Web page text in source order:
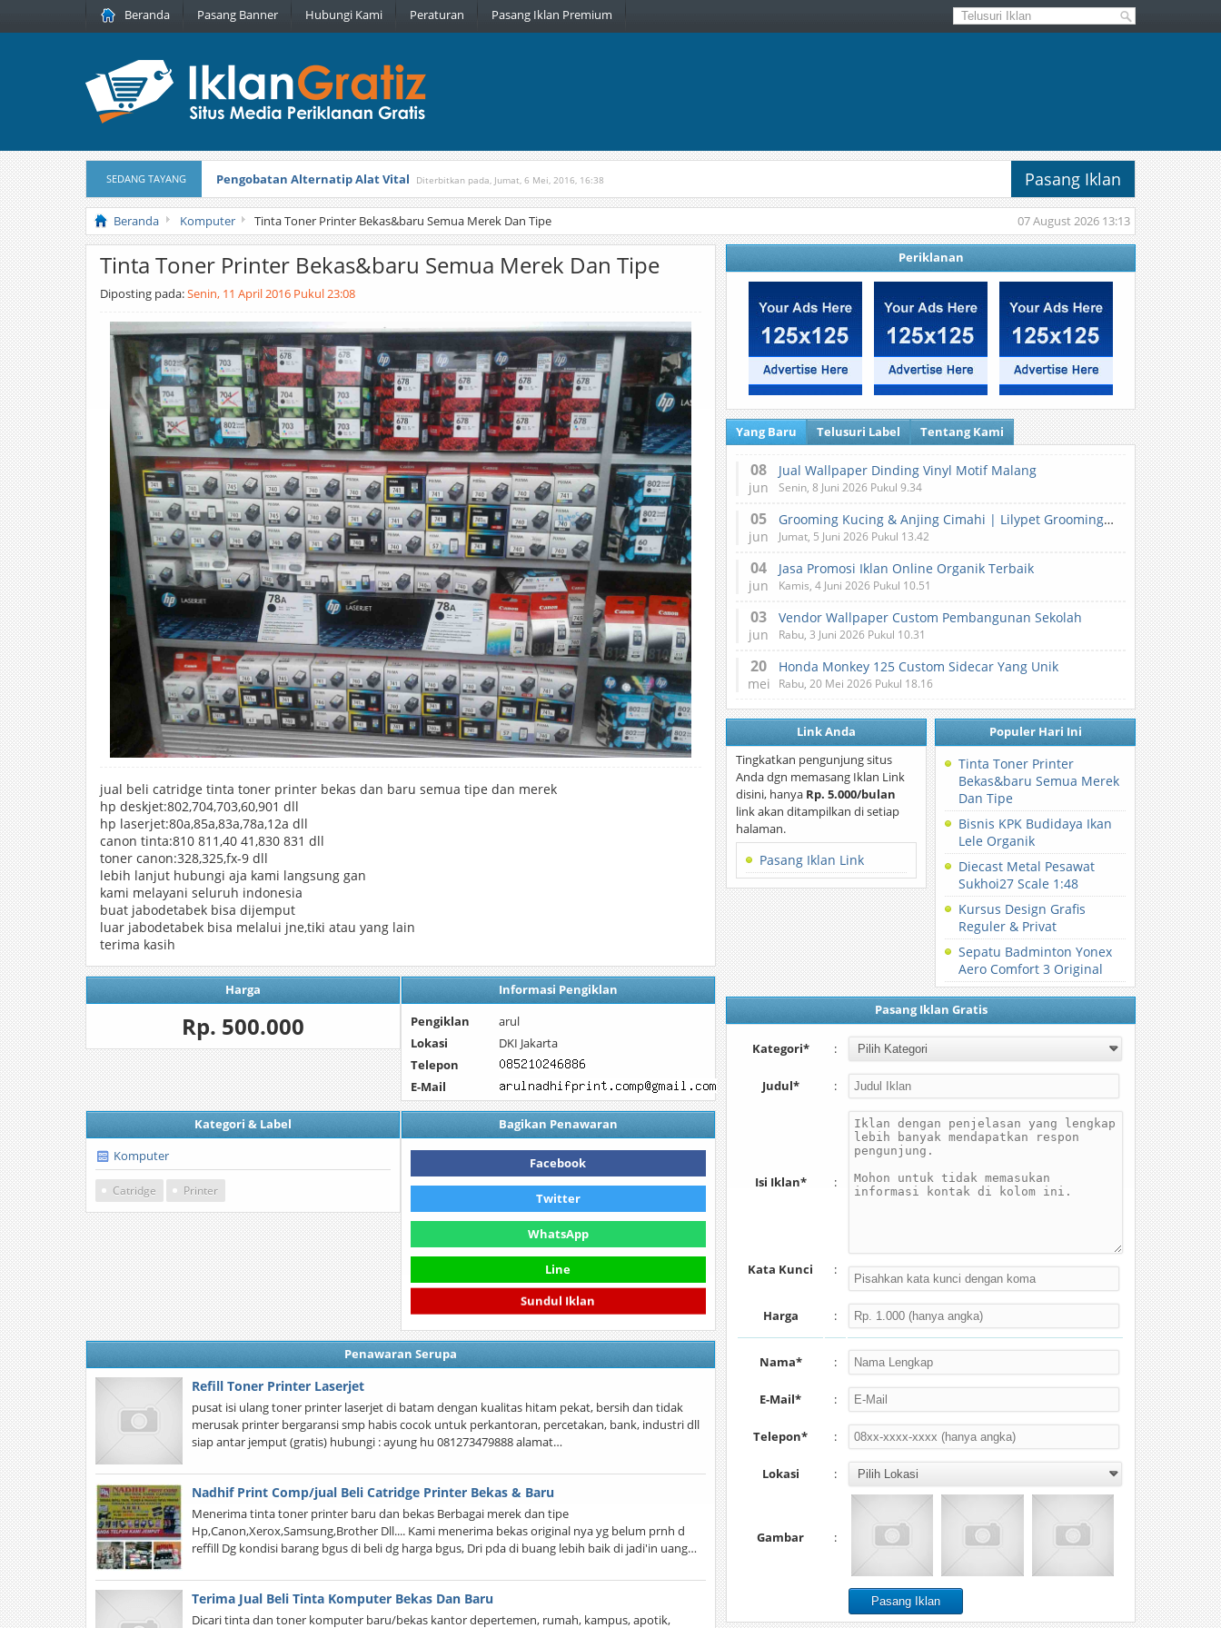
Beranda Pasang Banner Hubungi Kami Peraturan Pasang Iklan Premium
SEDANG TAYANG Pasang Iklan
Pengobatan Alternatip Alat Vital Diterbitkan pada, Jumat, 6 Mei, 2016, 16:38
Pita Cantik Pesona Diterbitkan pada, Kamis, 16 Februari, 2017, 21:34 07 August 2026 13:13
Beranda Komputer Tinta Toner Printer Bekas&baru Semua Merek Dan Tipe
Tinta Toner Printer Bekas&baru Semua Merek Dan Tipe
Diposting pada:Senin, 11 April 2016 Pukul 23:08
jual beli catridge tinta toner printer bekas dan baru semua tipe dan merek
hp deskjet:802,704,703,60,901 dll
hp laserjet:80a,85a,83a,78a,12a dll
canon tinta:810 811,40 41,830 831 dll
toner canon:328,325,fx-9 dll
lebih lanjut hubungi aja kami langsung gan
kami melayani seluruh indonesia
buat jabodetabek bisa dijemput
luar jabodetabek bisa melalui jne,tiki atau yang lain
terima kasih
Harga
Rp. 500.000
Informasi Pengiklan
Pengiklan
arul
Lokasi
DKI Jakarta
Telepon
E-Mail
Kategori & Label
Komputer
Catridge Printer
Bagikan Penawaran
Facebook
Twitter
WhatsApp
Line
Sundul Iklan
Penawaran Serupa
Refill Toner Printer Laserjet
pusat isi ulang toner printer laserjet di batam dengan kualitas hitam pekat, bersih dan tidak
merusak printer bergaransi smp habis cocok untuk perkantoran, percetakan, bank, industri dll
siap antar jemput (gratis) hubungi : ayung hu 081273479888 alamat…
Nadhif Print Comp/jual Beli Catridge Printer Bekas & Baru
Menerima tinta toner printer baru dan bekas Berbagai merek dan tipe
Hp,Canon,Xerox,Samsung,Brother Dll.... Kami menerima bekas original nya yg belum prnh d
reffill Dg kondisi barang bgus di beli dg harga bgus, Dri pda di buang lebih baik di jadi'in uang…
Terima Jual Beli Tinta Komputer Bekas Dan Baru
Dicari tinta dan toner komputer baru/bekas kantor depertemen, rumah, kampus, apotik,
Periklanan
Yang Baru Telusuri Label Tentang Kami
08
jun
Jual Wallpaper Dinding Vinyl Motif Malang
Senin, 8 Juni 2026 Pukul 9.34
05
jun
Grooming Kucing & Anjing Cimahi | Lilypet Grooming & Pet Hotel
Jumat, 5 Juni 2026 Pukul 13.42
04
jun
Jasa Promosi Iklan Online Organik Terbaik
Kamis, 4 Juni 2026 Pukul 10.51
03
jun
Vendor Wallpaper Custom Pembangunan Sekolah
Rabu, 3 Juni 2026 Pukul 10.31
20
mei
Honda Monkey 125 Custom Sidecar Yang Unik
Rabu, 20 Mei 2026 Pukul 18.16
Link Anda
Tingkatkan pengunjung situs
Anda dgn memasang Iklan Link
disini, hanya Rp. 5.000/bulan
link akan ditampilkan di setiap
halaman.
Pasang Iklan Link
Populer Hari Ini
Tinta Toner Printer
Bekas&baru Semua Merek
Dan Tipe
Bisnis KPK Budidaya Ikan
Lele Organik
Diecast Metal Pesawat
Sukhoi27 Scale 1:48
Kursus Design Grafis
Reguler & Privat
Sepatu Badminton Yonex
Aero Comfort 3 Original
Pasang Iklan Gratis
Kategori* :
Judul* :
Isi Iklan* :
Kata Kunci :
Harga :
Nama* :
E-Mail* :
Telepon* :
Lokasi :
Gambar :